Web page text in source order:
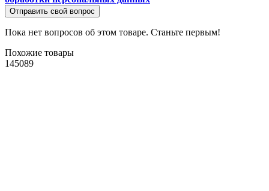
Отправить свой вопрос
Пока нет вопросов об этом товаре. Станьте первым!
Похожие товары
145089